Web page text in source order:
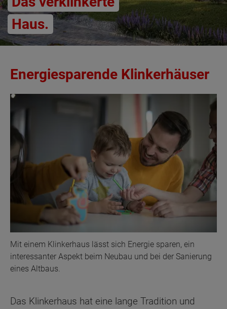
Haus.
Energiesparende Klinkerhäuser
Mit einem Klinkerhaus lässt sich Energie sparen, ein
interessanter Aspekt beim Neubau und bei der Sanierung
eines Altbaus.
Das Klinkerhaus hat eine lange Tradition und